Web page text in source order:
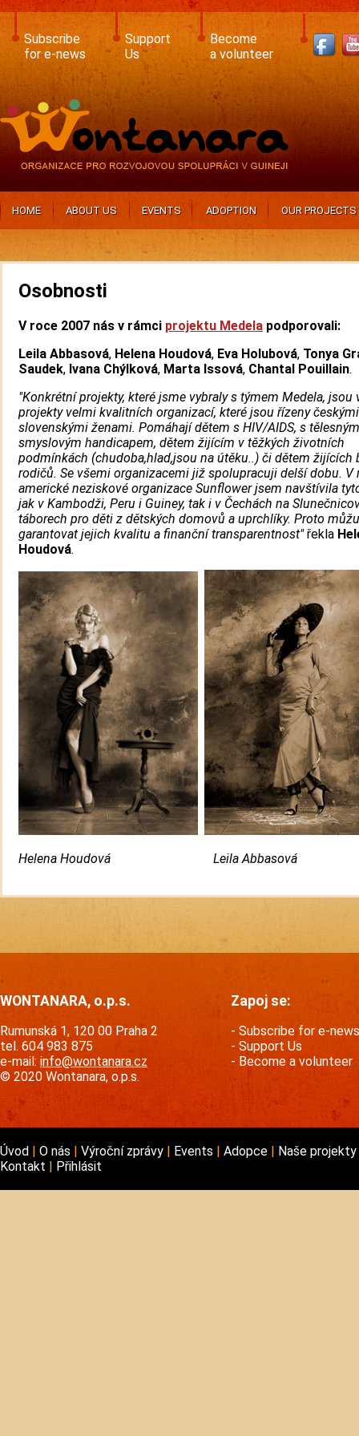
Skip
main
content
Subscribe
for e-news
Support
Us
Become
a volunteer
HOME ABOUT US EVENTS ADOPTION OUR PROJECTS
Osobnosti
V roce 2007 nás v rámci projektu Medela podporovali:
Leila Abbasová, Helena Houdová, Eva Holubová, Tonya
Saudek, Ivana Chýlková, Marta Issová, Chantal Pouillain.
"Konkrétní projekty, které jsme vybraly s týmem Medela, jsou
projekty velmi kvalitních organizací, které jsou řízeny
slovenskými ženami. Pomáhají dětem s HIV/AIDS, s
smyslovým handicapem, dětem žijícím v těžkých životních
podmínkách (chudoba,hlad,jsou na útěku..) či dětem žijících
rodičů. Se všemi organizacemi již spolupracuji delší dobu. V
americké neziskové organizace Sunflower jsem navštívila
jak v Kambodži, Peru i Guiney, tak i v Čechách na
táborech pro děti z dětských domovů a uprchlíky. Proto můžu
garantovat jejich kvalitu a finanční transparentnost"řekla
Houdová.
Helena Houdová Leila Abbasová
WONTANARA, o.p.s.
Rumunská 1, 120 00 Praha 2
tel. 604 983 875
e-mail: info@wontanara.cz
© 2020 Wontanara, o.p.s.
Zapoj se:
Subscribe for e-news
Support Us
Become a volunteer
Úvod O nás Výroční zprávy Events Adopce
Naše projekty
Kontakt
Přihlásit